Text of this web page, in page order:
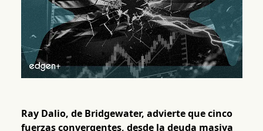
Ray Dalio, de Bridgewater, advierte que cinco
fuerzas convergentes, desde la deuda masiva